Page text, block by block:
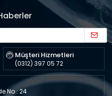
Müşteri Hizmetleri
(0312) 397 05 72
No : 24